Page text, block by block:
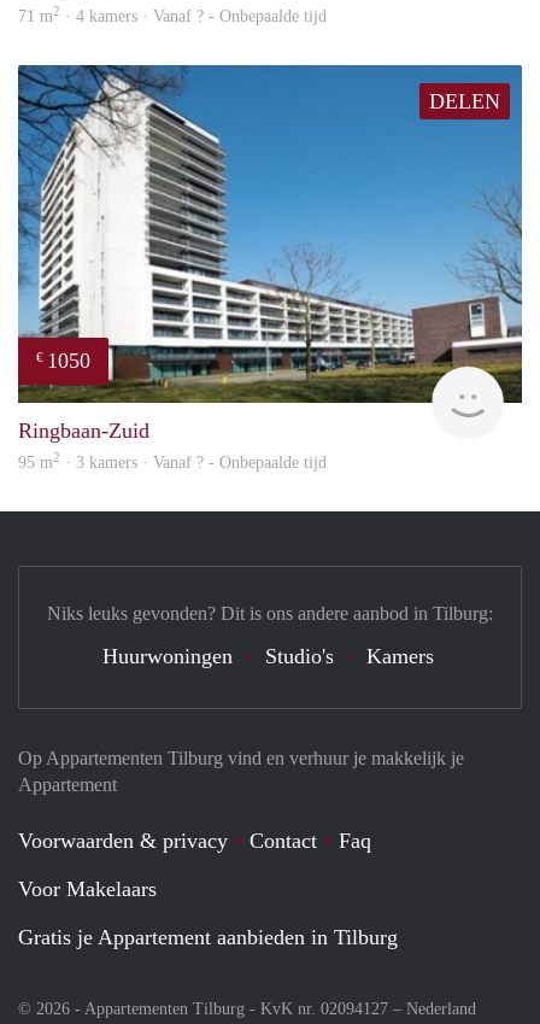
71 m2 · 4 kamers · Vanaf ? - Onbepaalde tijd
DELEN
€ 1050
Ringbaan-Zuid
95 m2 · 3 kamers · Vanaf ? - Onbepaalde tijd
Op Appartementen Tilburg vind en verhuur je makkelijk je
Appartement
Voorwaarden & privacy Contact
Faq
Voor Makelaars
Gratis je Appartement aanbieden in Tilburg
© 2026 - Appartementen Tilburg - KvK nr. 02094127 – Nederland
Niks leuks gevonden? Dit is ons andere aanbod in Tilburg:
Huurwoningen Studio's Kamers